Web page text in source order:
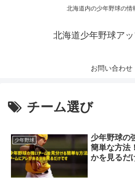
北海道内の少年野球の情
北海道少年野球アッ
お問い合わせ
チーム選び
少年野球
少年野球の
簡単な方法
かを見るだ